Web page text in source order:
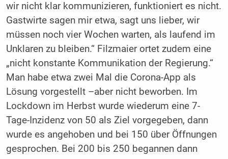
wir nicht klar kommunizieren, funktioniert es nicht.
Gastwirte sagen mir etwa, sagt uns lieber, wir
müssen noch vier Wochen warten, als laufend im
Unklaren zu bleiben.“ Filzmaier ortet zudem eine
„nicht konstante Kommunikation der Regierung.“
Man habe etwa zwei Mal die Corona-App als
Lösung vorgestellt –aber nicht beworben. Im
Lockdown im Herbst wurde wiederum eine 7-
Tage-Inzidenz von 50 als Ziel vorgegeben, dann
wurde es angehoben und bei 150 über Öffnungen
gesprochen. Bei 200 bis 250 begannen dann